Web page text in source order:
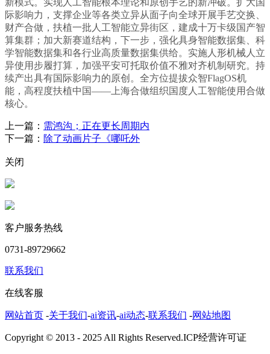
新模式。实现人工智能根本理论和原创手艺的新冲破。扩大国
际影响力，支撑企业等各类立异从面子向全球开展手艺交换、
财产合做，扶植一批人工智能立异街区，建成十万卡级国产智
算集群；加大新赛道结构，下一步，强化具身智能数据集、科
学智能数据集和各行业高质量数据集供给。实施人形机械人立
异使用步履打算，加强平安可托取价值不雅对齐机制研究。持
续产出具有国际影响力的原创。全方位提拔众智FlagOS机
能，高程度扶植中国——上海合做组织国度人工智能使用合做
核心。
上一篇： 需鸿沟；正在更长周期内
下一篇： 除了动画片子《哪吒外
关闭
客户服务热线
0731-89729662
联系我们
在线客服
网站首页 -关于我们-ai资讯-ai动态-联系我们 -网站地图
Copyright © 2013 - 2025 All Rights Reserved.ICP经营许可证